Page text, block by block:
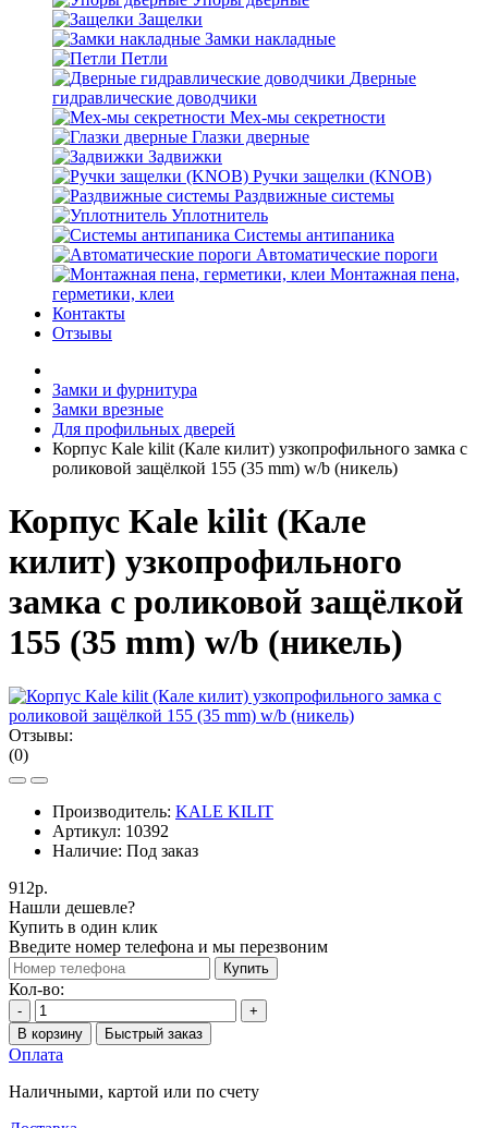
Защелки
Замки накладные
Петли
Дверные
гидравлические доводчики
Мех-мы секретности
Глазки дверные
Задвижки
Ручки защелки (KNOB)
Раздвижные системы
Уплотнитель
Системы антипаника
Автоматические пороги
Монтажная пена,
герметики, клеи
Контакты
Отзывы
Замки и фурнитура
Замки врезные
Для профильных дверей
Корпус Kale kilit (Кале килит) узкопрофильного замка с
роликовой защёлкой 155 (35 mm) w/b (никель)
Корпус Kale kilit (Кале
килит) узкопрофильного
замка с роликовой защёлкой
155 (35 mm) w/b (никель)
Отзывы:
(0)
Производитель: KALE KILIT
Артикул: 10392
Наличие: Под заказ
912р.
Нашли дешевле?
Купить в один клик
Введите номер телефона и мы перезвоним
Купить
Кол-во:
-
+
В корзину
Быстрый заказ
Оплата
Наличными, картой или по счету